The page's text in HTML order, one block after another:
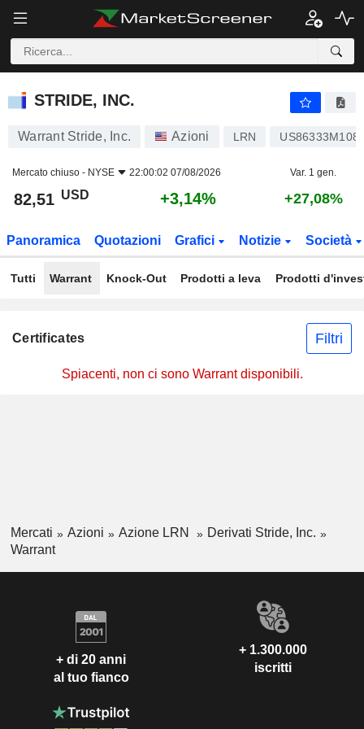
STRIDE, INC.
STRIDE, INC.
Warrant Stride, Inc. Azioni LRN
Mercato chiuso - NYSE 22:00:02 07/08/2026 Var. 1 gen.
82,51 USD +3,14% +27,08%
Panoramica Quotazioni Grafici Notizie Società
Tutti Warrant Knock-Out Prodotti a leva Prodotti
Certificates Filtri
Spiacenti, non ci sono Warrant disponibili.
Mercati Azioni Azione LRN
Derivati Stride, Inc.
Warrant
+ di 20 anni
al tuo fianco
+ 1.300.000
iscritti